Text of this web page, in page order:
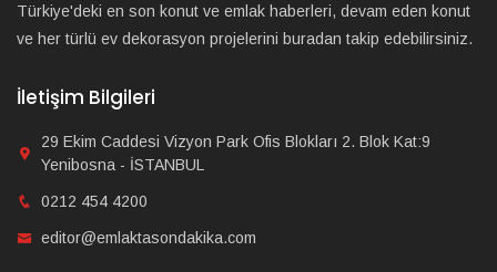
Türkiye'deki en son konut ve emlak haberleri, devam eden konut
ve her türlü ev dekorasyon projelerini buradan takip edebilirsiniz.
İletişim Bilgileri
29 Ekim Caddesi Vizyon Park Ofis Blokları 2. Blok Kat:9
Yenibosna - İSTANBUL
0212 454 4200
editor@emlaktasondakika.com